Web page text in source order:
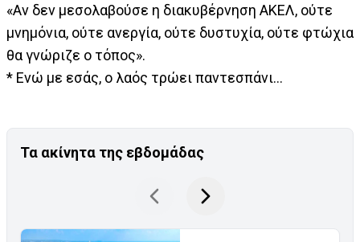
«Αν δεν μεσολαβούσε η διακυβέρνηση ΑΚΕΛ, ούτε
μνημόνια, ούτε ανεργία, ούτε δυστυχία, ούτε φτώχια
θα γνώριζε ο τόπος».
* Ενώ με εσάς, ο λαός τρώει παντεσπάνι...
Τα ακίνητα της εβδομάδας